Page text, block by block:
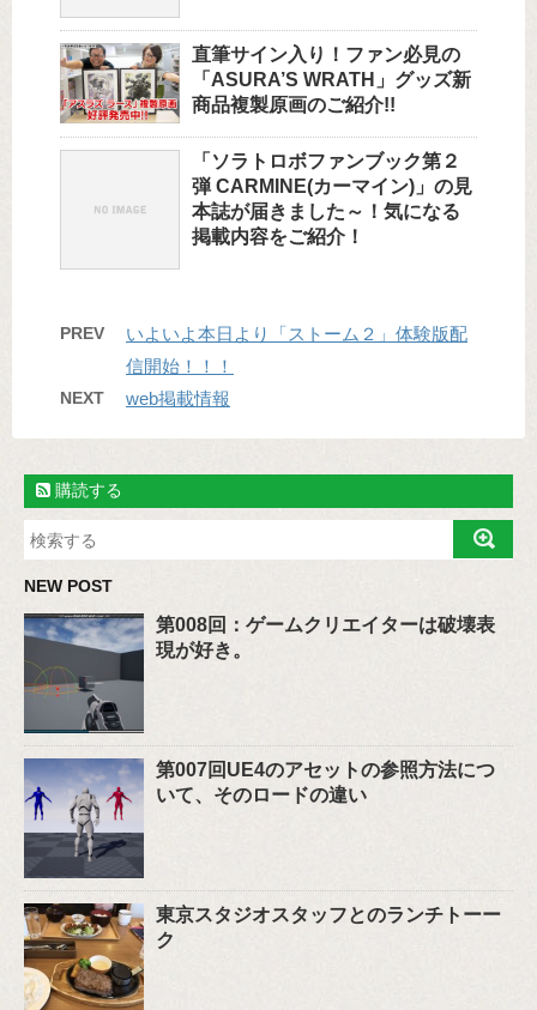
直筆サイン入り！ファン必見の
「ASURA’S WRATH」グッズ新
商品複製原画のご紹介!!
「ソラトロボファンブック第２
弾 CARMINE(カーマイン)」の見
本誌が届きました～！気になる
掲載内容をご紹介！
PREV
いよいよ本日より「ストーム２」体験版配
信開始！！！
NEXT web掲載情報
購読する
NEW POST
第008回：ゲームクリエイターは破壊表
現が好き。
第007回UE4のアセットの参照方法につ
いて、そのロードの違い
東京スタジオスタッフとのランチトーー
ク